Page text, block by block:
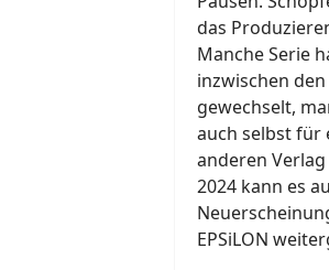
das
Manche Serie
inzwischen
gewechselt,
auch selbst für
anderen
2024 kann es
EPSiLON